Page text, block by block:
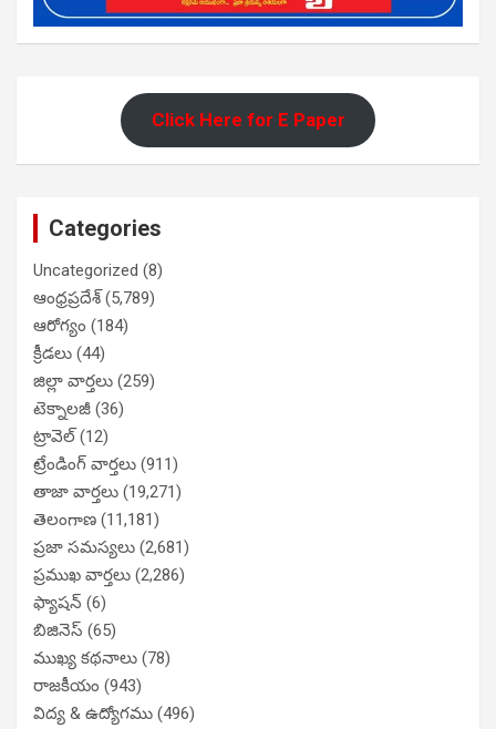
Click Here for E Paper
Categories
Uncategorized (8)
ఆంధ్రప్రదేశ్(5,789)
ఆరోగ్యం (184)
క్రీడలు (44)
జిల్లా వార్తలు (259)
టెక్నాలజీ (36)
ట్రావెల్(12)
ట్రేండింగ్ వార్తలు (911)
తాజా వార్తలు (19,271)
తెలంగాణ (11,181)
ప్రజా సమస్యలు (2,681)
ప్రముఖ వార్తలు (2,286)
ఫ్యాషన్ (6)
బిజినెస్ (65)
ముఖ్య కథనాలు (78)
రాజకీయం (943)
విద్య & ఉద్యోగము (496)